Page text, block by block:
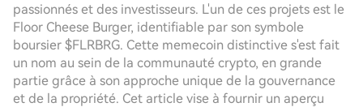
passionnés et des investisseurs. L'un de ces projets est le
Floor Cheese Burger, identifiable par son symbole
boursier $FLRBRG. Cette memecoin distinctive s'est fait
un nom au sein de la communauté crypto, en grande
partie grâce à son approche unique de la gouvernance
et de la propriété. Cet article vise à fournir un aperçu